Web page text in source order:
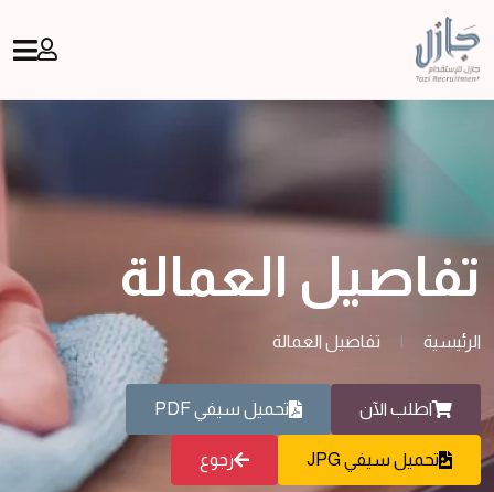
تفاصيل العمالة
الرئيسية | تفاصيل العمالة
اطلب الآن تحميل سيفي PDF
تحميل سيفي JPG رجوع